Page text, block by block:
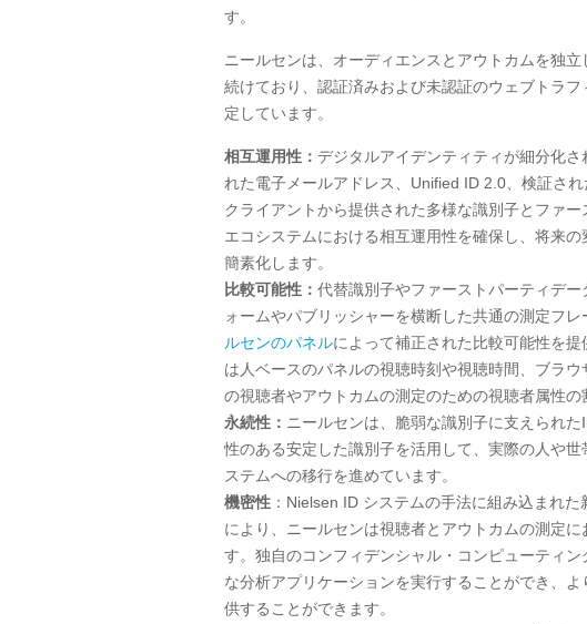
す。
ニールセンは、オーディエンスとアウトカムを独
続けており、認証済みおよび未認証のウェブトラ
定しています。
相互運用性： デジタルアイデンティティが細分化
れた電子メールアドレス、 Unified ID 2.0、検証さ
クライアントから提供された多様な識別子とファ
エコシステムにおける相互運用性を確保し、将来
簡素化します。
比較可能性： 代替識別子やファーストパーティデ
ォームやパブリッシャーを横断した共通の測定フレ
ルセンのパネルによって補正された比較可能性を
は人ベースのパネルの視聴時刻や視聴時間、ブラ
の視聴者やアウトカムの測定のための視聴者属性の
永続性： ニールセンは、脆弱な識別子に支えられた
性のある安定した識別子を活用して、実際の人や
ステムへの移行を進めています。
機密性 ： Nielsen ID システムの手法に組み込まれ
により、ニールセンは視聴者とアウトカムの測定
す。独自のコンフィデンシャル・コンピューティ
な分析アプリケーションを実行することができ、
供することができます。